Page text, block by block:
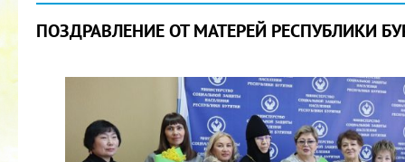
ПОЗДРАВЛЕНИЕ ОТ МАТЕРЕЙ РЕСПУБЛИКИ